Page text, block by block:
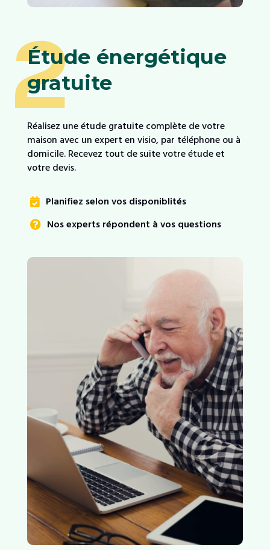
2
Étude énergétique
gratuite
Réalisez une étude gratuite complète de votre
maison avec un expert en visio, par téléphone ou à
domicile. Recevez tout de suite votre étude et
votre devis.
 Planifiez selon vos disponiblités
 Nos experts répondent à vos questions